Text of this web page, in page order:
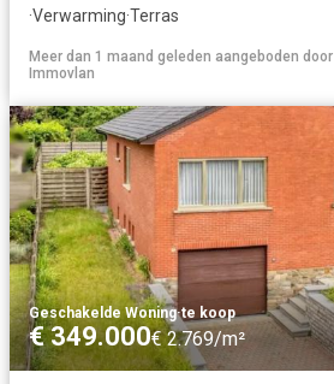
·Verwarming·Terras
Meer dan 1 maand geleden aangeboden door
Immovlan
Geschakelde Woning·te koop
€ 349.000€ 2.769/m²